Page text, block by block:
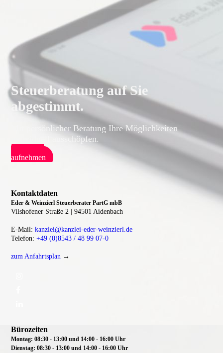
Steuerberatung auf Sie
abgestimmt.
Mit persönlicher Beratung Ihre Möglichkeiten
individuell ausschöpfen.
Kontakt
aufnehmen
Kontaktdaten
Eder & Weinzierl Steuerberater PartG mbB
Vilshofener Straße 2 | 94501 Aidenbach
E-Mail:kanzlei@kanzlei-eder-weinzierl.de
Telefon:+49 (0)8543 / 48 99 07-0
zum Anfahrtsplan →
Bürozeiten
Montag: 08:30 - 13:00 und 14:00 - 16:00 Uhr
Dienstag:08:30 - 13:00 und 14:00 - 16:00 Uhr